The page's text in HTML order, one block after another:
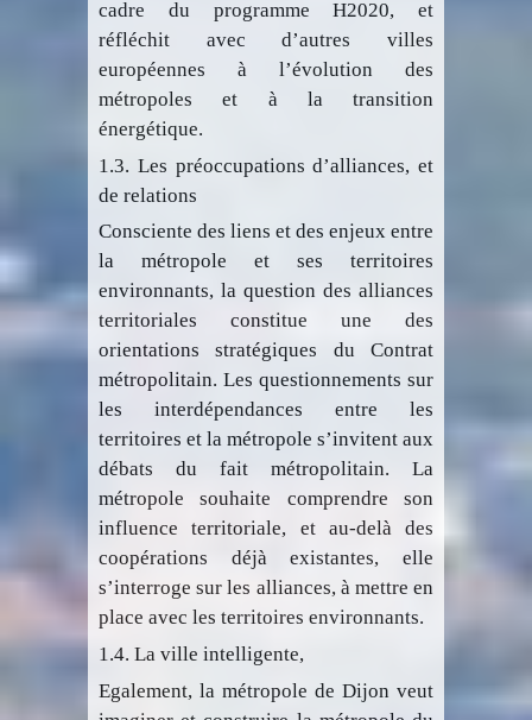
cadre du programme H2020, et
réfléchit avec d’autres villes
européennes à l’évolution des
métropoles et à la transition
énergétique.
1.3. Les préoccupations d’alliances, et
de relations
Consciente des liens et des enjeux entre
la métropole et ses territoires
environnants, la question des alliances
territoriales constitue une des
orientations stratégiques du Contrat
métropolitain. Les questionnements sur
les interdépendances entre les
territoires et la métropole s’invitent aux
débats du fait métropolitain. La
métropole souhaite comprendre son
influence territoriale, et au-delà des
coopérations déjà existantes, elle
s’interroge sur les alliances, à mettre en
place avec les territoires environnants.
1.4. La ville intelligente,
Egalement, la métropole de Dijon veut